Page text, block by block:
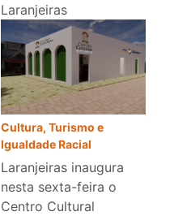
Laranjeiras
Cultura, Turismo e
Igualdade Racial
Laranjeiras inaugura
nesta sexta-feira o
Centro Cultural